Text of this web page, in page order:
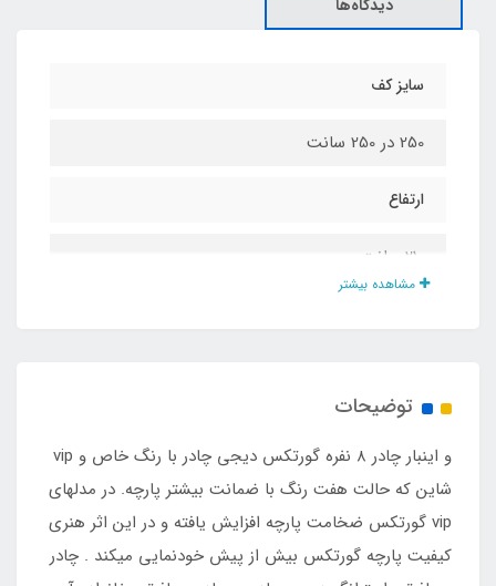
دیدگاه‌ها
سایز کف
250 در 250 سانت
ارتفاع
210 سانت
فلزی فنری آسان تاشو با روکش پلاستیکی و نوار
ابریشم
نوع زیپ
مشاهده بیشتر
توضیحات
و اینبار چادر ۸ نفره گورتکس دیجی چادر با رنگ خاص و vip
شاین که حالت هفت رنگ با ضمانت بیشتر پارچه. در مدلهای
vip گورتکس ضخامت پارچه افزایش یافته و در این اثر هنری
کیفیت پارچه گورتکس بیش از پیش خودنمایی میکند . چادر